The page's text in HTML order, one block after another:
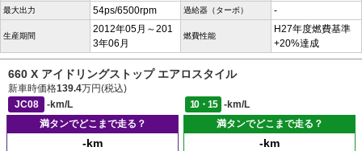
最大出力 54ps/6500rpm 過給器（ターボ） -
生産期間
2012年05月～201
3年06月
燃費性能
H27年度燃費基準
+20%達成
660 X アイドリングストップ エアロスタイル
新車時価格139.4万円(税込)
JC08
-km/L 10・15
-km/L
満タンでどこまで走る？
-km
満タンでどこまで走る？
-km